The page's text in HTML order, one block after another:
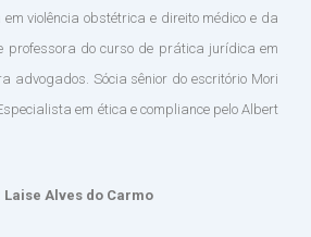
violência obstétrica e direito médico e da
professora do curso de prática jurídica em
advogados. Sócia sênior do escritório Mori
em ética e compliance pelo Albert
Laise Alves do Carmo